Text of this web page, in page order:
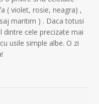
( violet, rosie, neagra) ,
maritim ) . Daca totusi
dintre cele precizate mai
usile simple albe. O zi